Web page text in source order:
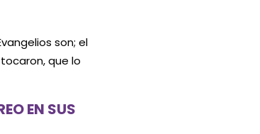
son; el
que lo
EN SUS